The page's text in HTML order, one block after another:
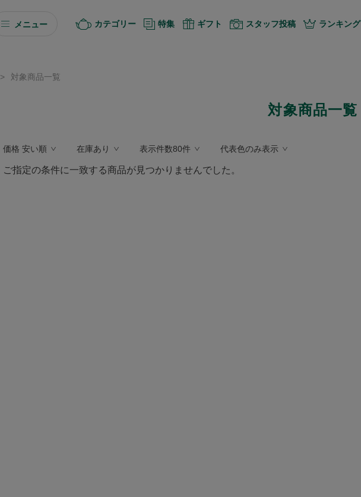
メニュー カテゴリー 特集 ギフト スタッフ投稿 ランキング
> 対象商品一覧
対象商品一覧
価格 安い順 在庫あり 表示件数80件 代表色のみ表示
ご指定の条件に一致する商品が見つかりませんでした。